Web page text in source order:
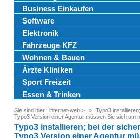
Business Einkaufen
Software
Elektronik
Fahrzeuge KFZ
Wohnen & Bauen
Ärzte Kliniken
Sport Freizeit
Essen & Trinken
Sie sind hier : internet-web >
Typo3
Typo3 Version einer Agentur müssen Sie sich um
Typo3 installieren; bei der
Typo3 Version einer Agentur